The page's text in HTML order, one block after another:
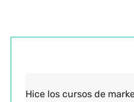
Hice los cursos de